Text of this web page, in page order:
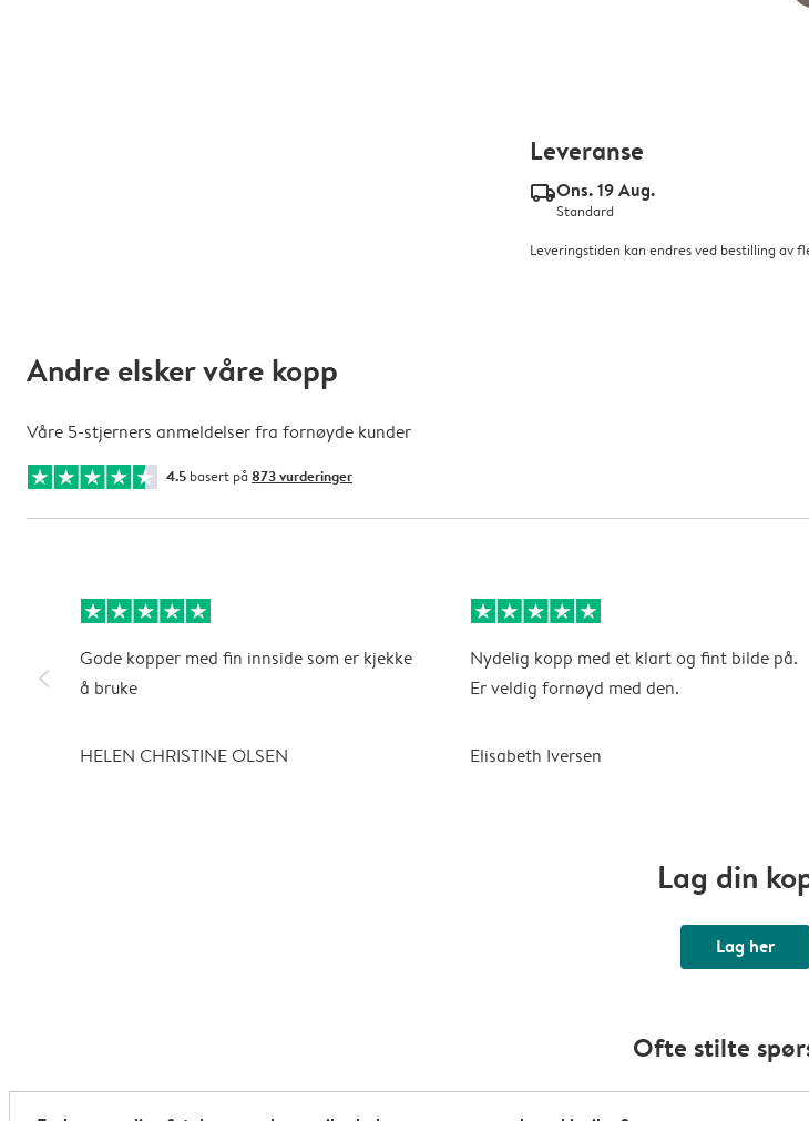
Leveranse
delivery_standard_v2Ons. 19 Aug.
Standard
Leveringstiden kan endres ved bestilling av
Andre elsker våre kopp
Våre 5-stjerners anmeldelser fra fornøyde kunder
4.5 basert på 873 vurderinger
slim_arrow_left
Gode kopper med fin innside som er kjekke
å bruke
HELEN CHRISTINE OLSEN
Nydelig kopp med et klart og fint bilde på.
Er veldig fornøyd med den.
Elisabeth Iversen
Lag din
Lag her
Ofte stilte